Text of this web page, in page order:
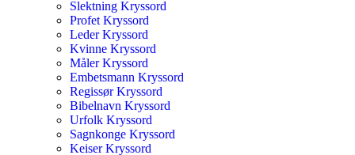
Slektning Kryssord
Profet Kryssord
Leder Kryssord
Kvinne Kryssord
Måler Kryssord
Embetsmann Kryssord
Regissør Kryssord
Bibelnavn Kryssord
Urfolk Kryssord
Sagnkonge Kryssord
Keiser Kryssord